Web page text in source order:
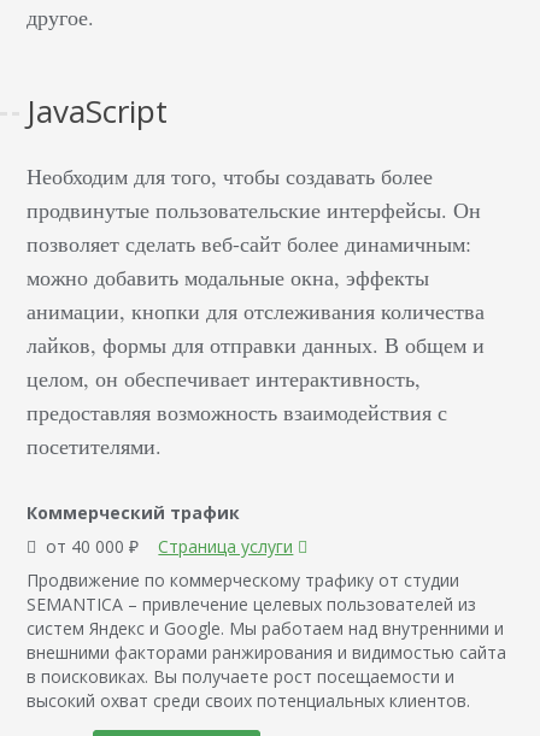
другое.
JavaScript
Необходим для того, чтобы создавать более
продвинутые пользовательские интерфейсы. Он
позволяет сделать веб-сайт более динамичным:
можно добавить модальные окна, эффекты
анимации, кнопки для отслеживания количества
лайков, формы для отправки данных. В общем и
целом, он обеспечивает интерактивность,
предоставляя возможность взаимодействия с
посетителями.
Коммерческий трафик
от 40 000 ₽
Страница услуги
Продвижение по коммерческому трафику от студии
SEMANTICA – привлечение целевых пользователей из
систем Яндекс и Google. Мы работаем над внутренними и
внешними факторами ранжирования и видимостью сайта
в поисковиках. Вы получаете рост посещаемости и
высокий охват среди своих потенциальных клиентов.